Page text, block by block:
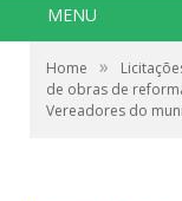
MENU
Home »
de obras de
Vereadores do